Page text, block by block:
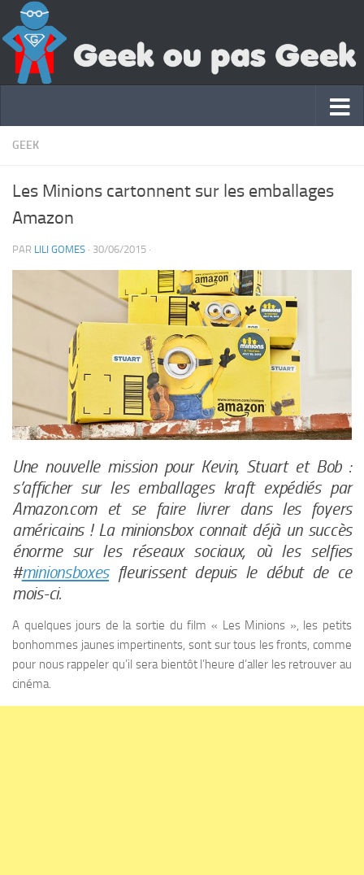
GEEK
Les Minions cartonnent sur les emballages
Amazon
PAR LILI GOMES · 30/06/2015 ·
Une nouvelle mission pour Kevin, Stuart et Bob :
s’afficher sur les emballages kraft expédiés par
Amazon.com et se faire livrer dans les foyers
américains ! La minionsbox connait déjà un succès
énorme sur les réseaux sociaux, où les selfies
#minionsboxesfleurissent depuis le début de ce
mois-ci.
A quelques jours de la sortie du film « Les Minions », les petits
bonhommes jaunes impertinents, sont sur tous les fronts, comme
pour nous rappeler qu’il sera bientôt l’heure d’aller les retrouver au
cinéma.